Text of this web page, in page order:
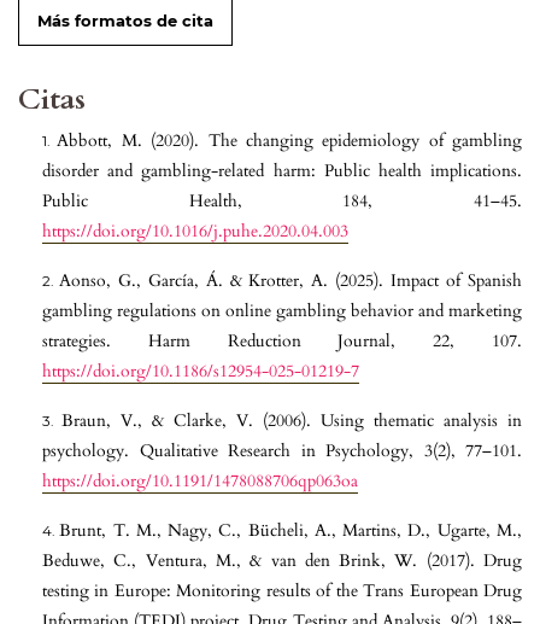
Más formatos de cita
Citas
Abbott, M. (2020). The changing epidemiology of gambling
disorder and gambling-related harm: Public health implications.
Public Health, 184, 41–45.
https://doi.org/10.1016/j.puhe.2020.04.003
Aonso, G., García, Á. & Krotter, A. (2025). Impact of Spanish
gambling regulations on online gambling behavior and marketing
strategies. Harm Reduction Journal, 22, 107.
https://doi.org/10.1186/s12954-025-01219-7
Braun, V., & Clarke, V. (2006). Using thematic analysis in
psychology. Qualitative Research in Psychology, 3(2), 77–101.
https://doi.org/10.1191/1478088706qp063oa
Brunt, T. M., Nagy, C., Bücheli, A., Martins, D., Ugarte, M.,
Beduwe, C., Ventura, M., & van den Brink, W. (2017). Drug
testing in Europe: Monitoring results of the Trans European Drug